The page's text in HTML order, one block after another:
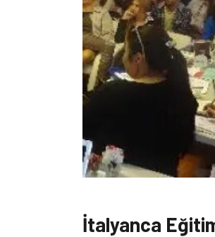
İtalyanca